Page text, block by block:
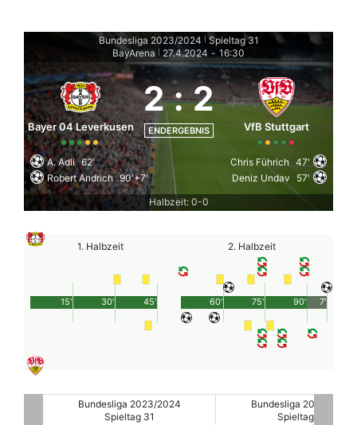
Bundesliga 2023/2024
Spieltag 31
BayArena
27.4.2024 - 16:30
Bayer 04 Leverkusen
2 : 2
ENDERGEBNIS VfB Stuttgart
A. Adli 62'
Robert Andrich 90'+7'
Chris Führich 47'
Deniz Undav 57'
Halbzeit: 0-0
1. Halbzeit
45'
15' 30'
2. Halbzeit
90'
60' 75' 7'
Bundesliga 2023/2024
Spieltag 31
Bundesliga 2023/2024
Spieltag 31